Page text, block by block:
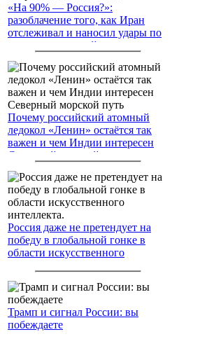
«На 90% — Россия?»:
разоблачение того, как Иран
отслеживал и наносил удары по
американским войскам
Почему российский атомный
ледокол «Ленин» остаётся так
важен и чем Индии интересен
Северный морской путь
Россия даже не претендует на
победу в глобальной гонке в
области искусственного
Трамп и сигнал России: вы
побеждаете